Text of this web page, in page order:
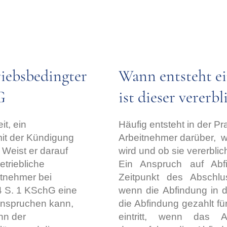
ein
der Kündigung
er darauf
bei
S. 1 KSchG eine
kann,
der
Wann entsteht
ist dieser
Häufig entsteht in der
Arbeitnehmer darüber,
wird und ob sie
Ein Anspruch auf
Zeitpunkt des
wenn die Abfindung in
die Abfindung gezahlt
eintritt, wenn das